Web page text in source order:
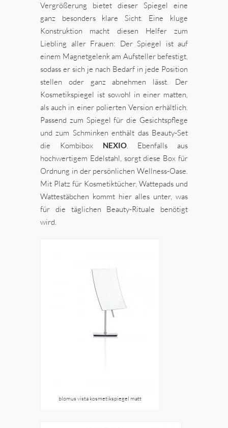
Vergrößerung bietet dieser Spiegel eine
ganz besonders klare Sicht. Eine kluge
Konstruktion macht diesen Helfer zum
Liebling aller Frauen: Der Spiegel ist auf
einem Magnetgelenk am Aufsteller befestigt,
sodass er sich je nach Bedarf in jede Position
stellen oder ganz abnehmen lässt. Der
Kosmetikspiegel ist sowohl in einer matten,
als auch in einer polierten Version erhältlich.
Passend zum Spiegel für die Gesichtspflege
und zum Schminken enthält das Beauty-Set
die Kombibox
NEXIO. Ebenfalls aus
hochwertigem Edelstahl, sorgt diese Box für
Ordnung in der persönlichen Wellness-Oase.
Mit Platz für Kosmetiktücher, Wattepads und
Wattestäbchen kommt hier alles unter, was
für die täglichen Beauty-Rituale benötigt
wird.
blomus vista kosmetikspiegel matt